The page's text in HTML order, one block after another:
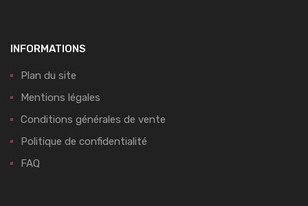
INFORMATIONS
Plan du site
Mentions légales
Conditions générales de vente
Politique de confidentialité
FAQ